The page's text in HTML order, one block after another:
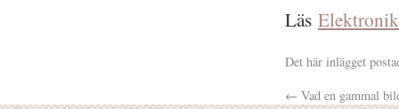
Läs
Det här inlägget
← Vad en gammal